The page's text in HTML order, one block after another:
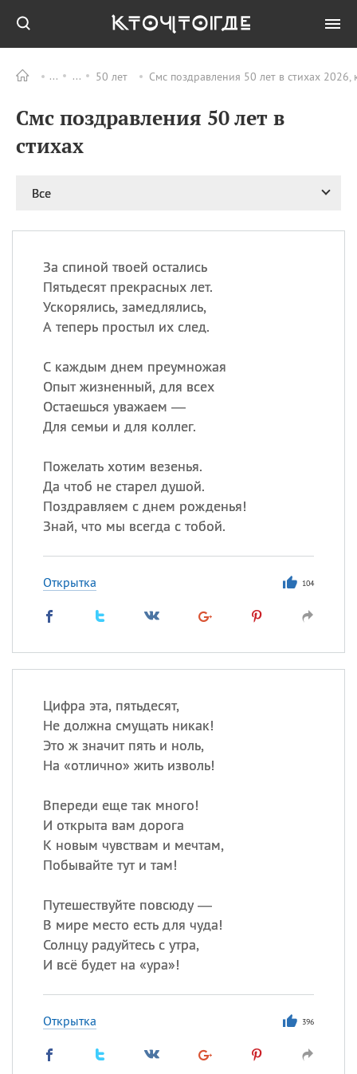
50 лет Смс поздравления 50 лет в стихах 2026,
Смс поздравления 50 лет в
стихах
Все
За спиной твоей остались
Пятьдесят прекрасных лет.
Ускорялись, замедлялись,
А теперь простыл их след.
С каждым днем преумножая
Опыт жизненный, для всех
Остаешься уважаем —
Для семьи и для коллег.
Пожелать хотим везенья.
Да чтоб не старел душой.
Поздравляем с днем рожденья!
Знай, что мы всегда с тобой.
Открытка 104
Цифра эта, пятьдесят,
Не должна смущать никак!
Это ж значит пять и ноль,
На «отлично» жить изволь!
Впереди еще так много!
И открыта вам дорога
К новым чувствам и мечтам,
Побывайте тут и там!
Путешествуйте повсюду —
В мире место есть для чуда!
Солнцу радуйтесь с утра,
И всё будет на «ура»!
Открытка 396
ПРАЗДНИКИ Все
09.08
День памяти жертв
атомной
день
рисового пудинга
09.08 День Дымняшки
(Smokey Bear Day)
Сегодня празднуют именины
Сергей
Посмотреть значение
происхождение